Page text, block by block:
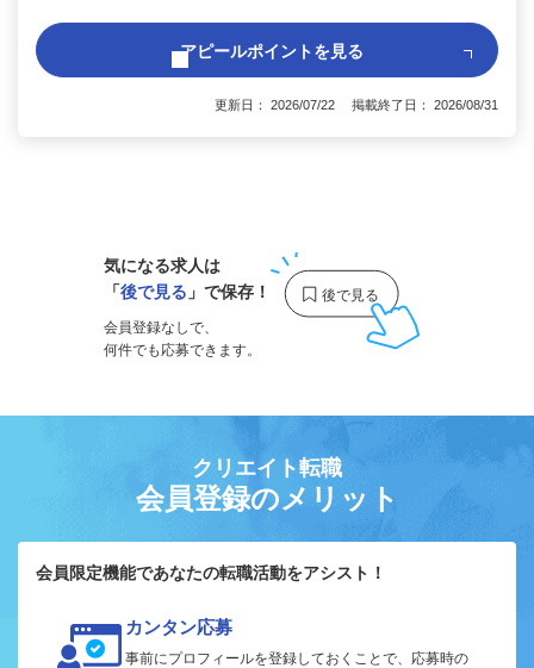
アピールポイントを見る
更新日： 2026/07/22 掲載終了日： 2026/08/31
気になる求人は
「後で見る 」で保存！
会員登録なしで、
何件でも応募できます。
クリエイト転職
会員登録のメリット
会員限定機能であなたの転職活動をアシスト！
カンタン応募
事前にプロフィールを登録しておくことで、応募時の